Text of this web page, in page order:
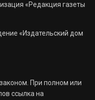
«Редакция газеты
«Издательский дом
При полном или
ссылка на